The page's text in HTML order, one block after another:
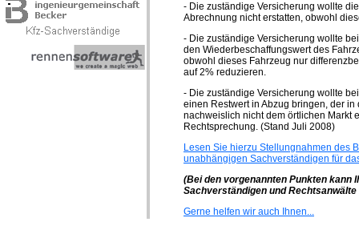
- Die zuständige Versicherung wollte
Abrechnung nicht erstatten, obwohl
- Die zuständige Versicherung wollte
den Wiederbeschaffungswert des
obwohl dieses Fahrzeug nur
auf 2% reduzieren.
- Die zuständige Versicherung wollte
einen Restwert in Abzug bringen, der
nachweislich nicht dem örtlichen Markt
Rechtsprechung. (Stand Juli 2008)
Lesen Sie hierzu Stellungnahmen des
unabhängigen Sachverständigen für
(Bei den vorgenannten Punkten kann
Sachverständigen und
Gerne helfen wir auch Ihnen...